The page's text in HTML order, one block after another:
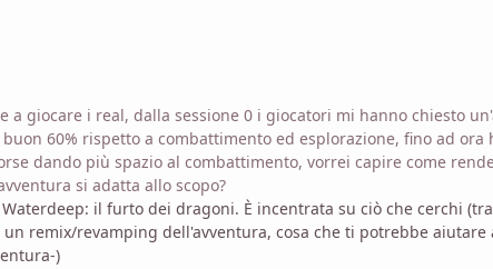
a giocare i real, dalla sessione 0 i giocatori mi hanno chiesto
60% rispetto a combattimento ed esplorazione, fino ad ora
dando più spazio al combattimento, vorrei capire come
si adatta allo scopo?
il furto dei dragoni. È incentrata su ciò che cerchi
remix/revamping dell'avventura, cosa che ti potrebbe aiutare
)